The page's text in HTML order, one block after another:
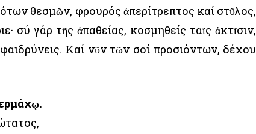
θεσμῶν, φρουρός ἀπερίτρεπτος καί στῦλος,
σύ γάρ τῆς ἀπαθείας, κοσμηθείς ταῖς ἀκτῖσιν,
Καί νῦν τῶν σοί προσιόντων, δέχου